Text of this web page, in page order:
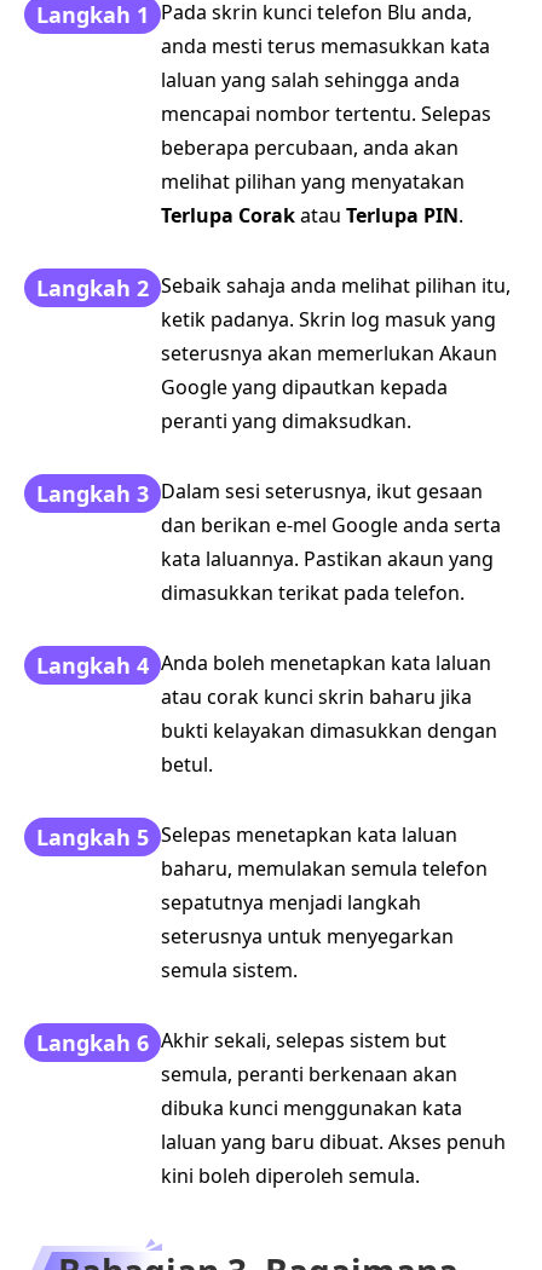
Langkah 1 Pada skrin kunci telefon Blu anda,
anda mesti terus memasukkan kata
laluan yang salah sehingga anda
mencapai nombor tertentu. Selepas
beberapa percubaan, anda akan
melihat pilihan yang menyatakan
Terlupa Corakatau Terlupa PIN.
Langkah 2 Sebaik sahaja anda melihat pilihan itu,
ketik padanya. Skrin log masuk yang
seterusnya akan memerlukan Akaun
Google yang dipautkan kepada
peranti yang dimaksudkan.
Langkah 3 Dalam sesi seterusnya, ikut gesaan
dan berikan e-mel Google anda serta
kata laluannya. Pastikan akaun yang
dimasukkan terikat pada telefon.
Langkah 4 Anda boleh menetapkan kata laluan
atau corak kunci skrin baharu jika
bukti kelayakan dimasukkan dengan
betul.
Langkah 5 Selepas menetapkan kata laluan
baharu, memulakan semula telefon
sepatutnya menjadi langkah
seterusnya untuk menyegarkan
semula sistem.
Langkah 6 Akhir sekali, selepas sistem but
semula, peranti berkenaan akan
dibuka kunci menggunakan kata
laluan yang baru dibuat. Akses penuh
kini boleh diperoleh semula.